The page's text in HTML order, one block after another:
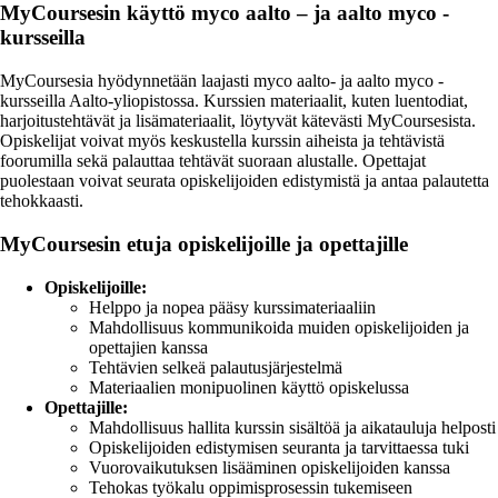
MyCoursesin käyttö myco aalto – ja aalto myco -
kursseilla
MyCoursesia hyödynnetään laajasti myco aalto- ja aalto myco -
kursseilla Aalto-yliopistossa. Kurssien materiaalit, kuten luentodiat,
harjoitustehtävät ja lisämateriaalit, löytyvät kätevästi MyCoursesista.
Opiskelijat voivat myös keskustella kurssin aiheista ja tehtävistä
foorumilla sekä palauttaa tehtävät suoraan alustalle. Opettajat
puolestaan voivat seurata opiskelijoiden edistymistä ja antaa palautetta
tehokkaasti.
MyCoursesin etuja opiskelijoille ja opettajille
Opiskelijoille:
Helppo ja nopea pääsy kurssimateriaaliin
Mahdollisuus kommunikoida muiden opiskelijoiden ja
opettajien kanssa
Tehtävien selkeä palautusjärjestelmä
Materiaalien monipuolinen käyttö opiskelussa
Opettajille:
Mahdollisuus hallita kurssin sisältöä ja aikatauluja helposti
Opiskelijoiden edistymisen seuranta ja tarvittaessa tuki
Vuorovaikutuksen lisääminen opiskelijoiden kanssa
Tehokas työkalu oppimisprosessin tukemiseen